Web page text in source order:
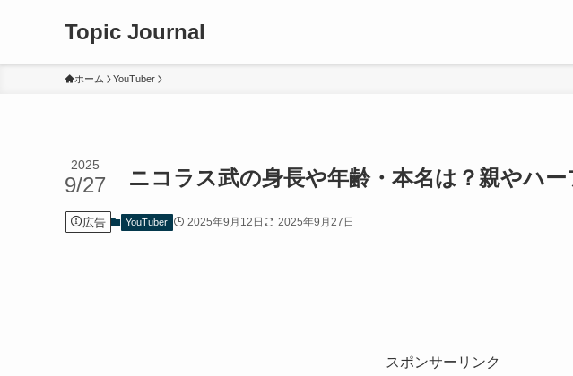
Topic Journal
ホーム YouTuber
ニコラス武の身長や年齢・本名は？親やハ
2025
9/27
広告 YouTuber 2025年9月12日 2025年9月27日
スポンサーリンク